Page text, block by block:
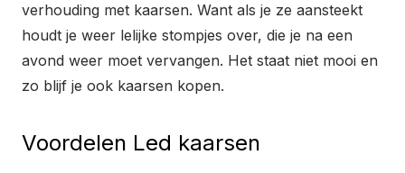
verhouding met kaarsen. Want als je ze aansteekt
houdt je weer lelijke stompjes over, die je na een
avond weer moet vervangen. Het staat niet mooi en
zo blijf je ook kaarsen kopen.
Voordelen Led kaarsen